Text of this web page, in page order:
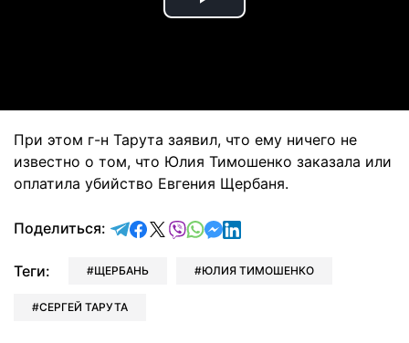
Play
При этом г-н Тарута заявил, что ему ничего не
известно о том, что Юлия Тимошенко заказала или
оплатила убийство Евгения Щербаня.
Поделиться: отправить в Telegram
поделиться в Facebook
поделиться в X
отправить в Viber
отправить в Whatsapp
отправить в Messenger
отправить в LinkedIn
Теги: ЩЕРБАНЬ ЮЛИЯ ТИМОШЕНКО
СЕРГЕЙ ТАРУТА